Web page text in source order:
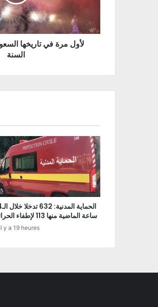
لأول مرة في تاريخها
السنة
ساعة الماضية منها 113 لإطفاء الحرائق
y a 19 heures